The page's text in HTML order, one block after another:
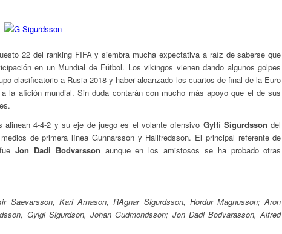
22 del ranking FIFA y siembra mucha expectativa a raíz de saberse que
en un Mundial de Fútbol. Los vikingos vienen dando algunos golpes
clasificatorio a Rusia 2018 y haber alcanzado los cuartos de final de la Euro
la afición mundial. Sin duda contarán con mucho más apoyo que el de sus
alinean 4-4-2 y su eje de juego es el volante ofensivo Gylfi Sigurdsson del
de primera línea Gunnarsson y Hallfredsson. El principal referente de
fueJon Dadi Bodvarsson aunque en los amistosos se ha probado otras
Saevarsson, Kari Arnason, RAgnar Sigurdsson, Hordur Magnusson; Aron
Gylgi Sigurdson, Johan Gudmondsson; Jon Dadi Bodvarasson, Alfred